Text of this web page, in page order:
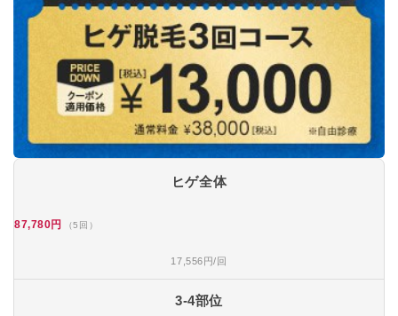
ヒゲ全体
87,780円 （5回）
17,556円/回
3-4部位